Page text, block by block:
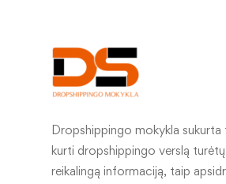
Dropshippingo mokykla
kurti dropshippingo verslą
reikalingą informaciją, taip